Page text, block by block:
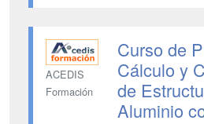
ACEDIS
Formación
Curso de
Cálculo y
de
Aluminio